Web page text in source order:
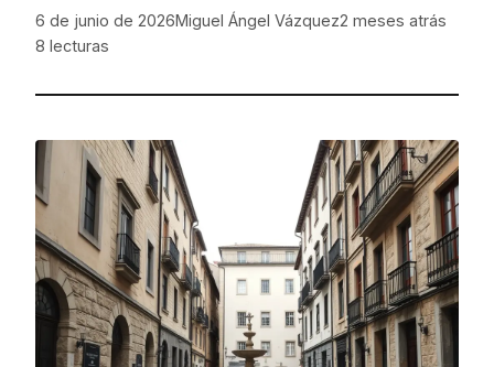
6 de junio de 2026Miguel Ángel Vázquez2 meses atrás
8 lecturas